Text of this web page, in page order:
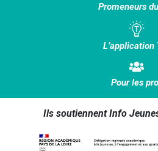
Promeneurs
L’application
Pour les
Ils soutiennent Info